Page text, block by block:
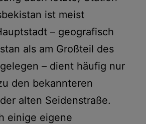
ist meist
– geografisch
als am Großteil des
– dient häufig nur
den bekannteren
alten Seidenstraße.
einige eigene